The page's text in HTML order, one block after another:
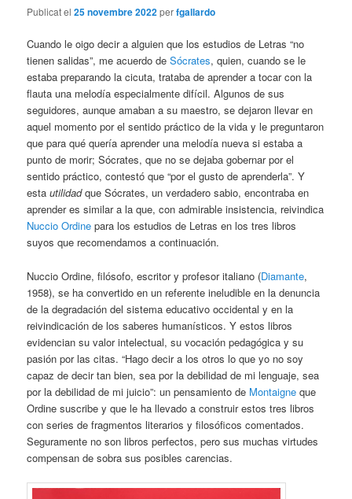
Publicat el25 novembre 2022perfgallardo
Cuando le oigo decir a alguien que los estudios de Letras “no
tienen salidas”, me acuerdo de Sócrates, quien, cuando se le
estaba preparando la cicuta, trataba de aprender a tocar con la
flauta una melodía especialmente difícil. Algunos de sus
seguidores, aunque amaban a su maestro, se dejaron llevar en
aquel momento por el sentido práctico de la vida y le preguntaron
que para qué quería aprender una melodía nueva si estaba a
punto de morir; Sócrates, que no se dejaba gobernar por el
sentido práctico, contestó que “por el gusto de aprenderla”. Y
estautilidadque Sócrates, un verdadero sabio, encontraba en
aprender es similar a la que, con admirable insistencia, reivindica
Nuccio Ordine para los estudios de Letras en los tres libros
suyos que recomendamos a continuación.
Nuccio Ordine, filósofo, escritor y profesor italiano (Diamante,
1958), se ha convertido en un referente ineludible en la denuncia
de la degradación del sistema educativo occidental y en la
reivindicación de los saberes humanísticos. Y estos libros
evidencian su valor intelectual, su vocación pedagógica y su
pasión por las citas. “Hago decir a los otros lo que yo no soy
capaz de decir tan bien, sea por la debilidad de mi lenguaje, sea
por la debilidad de mi juicio”: un pensamiento de Montaigne que
Ordine suscribe y que le ha llevado a construir estos tres libros
con series de fragmentos literarios y filosóficos comentados.
Seguramente no son libros perfectos, pero sus muchas virtudes
compensan de sobra sus posibles carencias.